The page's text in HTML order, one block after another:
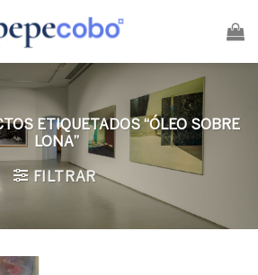
ETIQUETADOS “ÓLEO SOBRE
LONA”
FILTRAR